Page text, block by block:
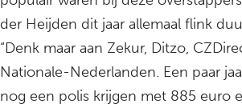
der Heijden dit jaar allemaal flink
“Denk maar aan Zekur, Ditzo,
Nationale-Nederlanden. Een paar
nog een polis krijgen met 885 euro